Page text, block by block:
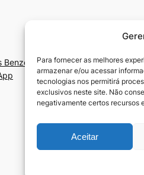
Para fornecer as melhores
armazenar e/ou acessar
tecnologias nos permitirá
exclusivos neste site. Não
negativamente certos recursos
Aceitar
Benzedeiras e Benzedeiros